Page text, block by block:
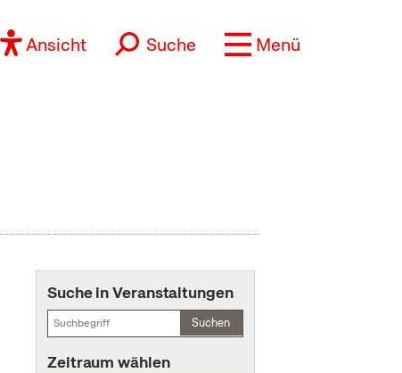
Ansicht Suche Menü
Suche in Veranstaltungen
Suchen
Zeitraum wählen